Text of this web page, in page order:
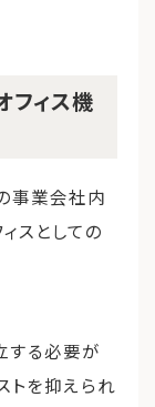
フィス機
事業会社内
スとしての
する必要が
トを抑えられ